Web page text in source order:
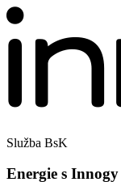
Služba BsK
Energie s Innogy